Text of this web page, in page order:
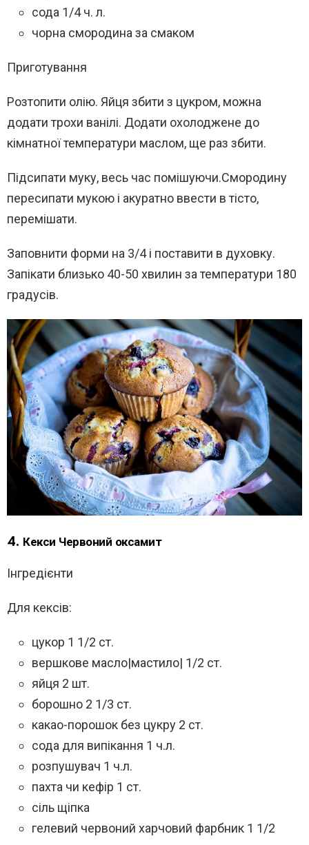
сода 1/4 ч. л.
чорна смородина за смаком
Приготування
Розтопити олію. Яйця збити з цукром, можна
додати трохи ванілі. Додати охолоджене до
кімнатної температури маслом, ще раз збити.
Підсипати муку, весь час помішуючи.Смородину
пересипати мукою і акуратно ввести в тісто,
перемішати.
Заповнити форми на 3/4 і поставити в духовку.
Запікати близько 40-50 хвилин за температури 180
градусів.
4. Кекси Червоний оксамит
Інгредієнти
Для кексів:
цукор 1 1/2 ст.
вершкове масло|мастило| 1/2 ст.
яйця 2 шт.
борошно 2 1/3 ст.
какао-порошок без цукру 2 ст.
сода для випікання 1 ч.л.
розпушувач 1 ч.л.
пахта чи кефір 1 ст.
сіль щіпка
гелевий червоний харчовий фарбник 1 1/2